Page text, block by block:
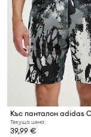
Текуща цена:
39,99 €